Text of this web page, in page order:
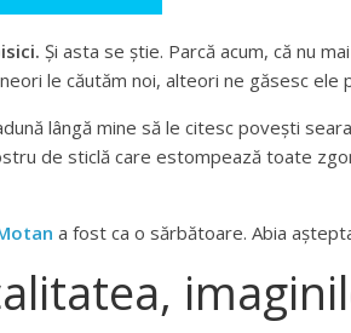
Și asta se știe. Parcă acum, că nu
le căutăm noi, alteori ne găsesc ele
lângă mine să le citesc povești
de sticlă care estompează toate
a fost ca o sărbătoare. Abia